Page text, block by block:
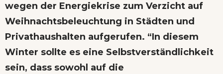
wegen der Energiekrise zum Verzicht auf
Weihnachtsbeleuchtung in Städten und
Privathaushalten aufgerufen. “In diesem
Winter sollte es eine Selbstverständlichkeit
sein, dass sowohl auf die